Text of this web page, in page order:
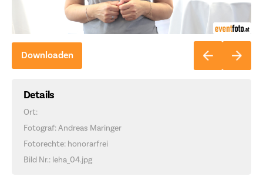
Downloaden
Details
Ort:
Fotograf: Andreas Maringer
Fotorechte: honorarfrei
Bild Nr.: leha_04.jpg